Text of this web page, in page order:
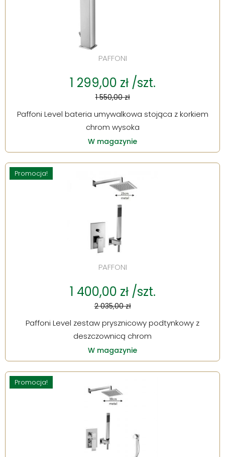
PAFFONI
1 299,00 zł /szt.
1 550,00 zł
Paffoni Level bateria umywalkowa stojąca z korkiem
chrom wysoka
W magazynie
Promocja!
PAFFONI
1 400,00 zł /szt.
2 035,00 zł
Paffoni Level zestaw prysznicowy podtynkowy z
deszczownicą chrom
W magazynie
Promocja!